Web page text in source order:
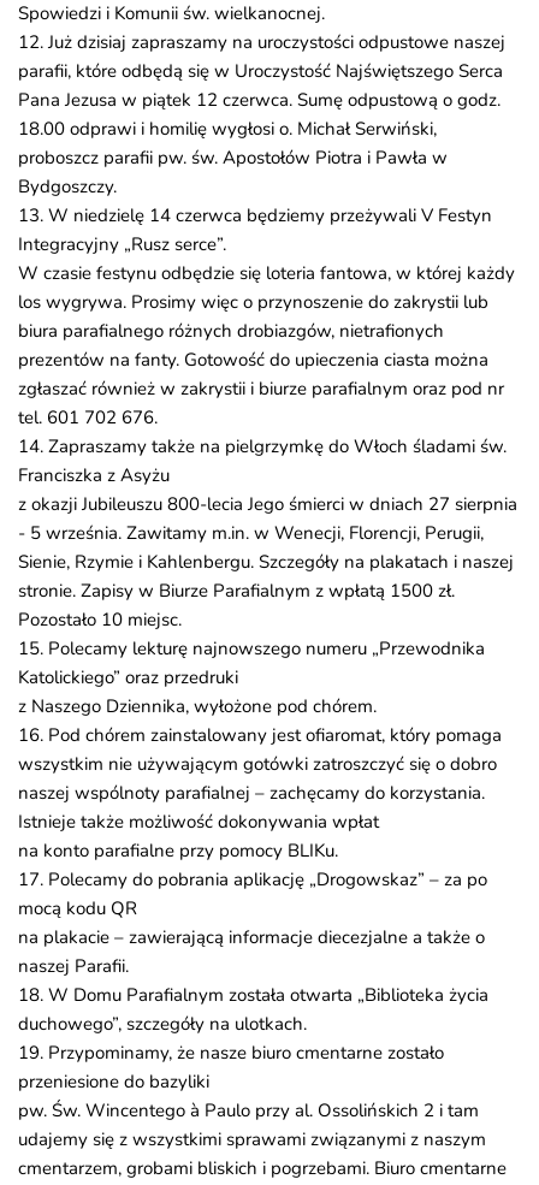
Spowiedzi i Komunii św. wielkanocnej.
12. Już dzisiaj zapraszamy na uroczystości odpustowe naszej
parafii, które odbędą się w Uroczystość Najświętszego Serca
Pana Jezusa w piątek 12 czerwca. Sumę odpustową o godz.
18.00 odprawi i homilię wygłosi o. Michał Serwiński,
proboszcz parafii pw. św. Apostołów Piotra i Pawła w
Bydgoszczy.
13. W niedzielę 14 czerwca będziemy przeżywali V Festyn
Integracyjny „Rusz serce”.
W czasie festynu odbędzie się loteria fantowa, w której każdy
los wygrywa. Prosimy więc o przynoszenie do zakrystii lub
biura parafialnego różnych drobiazgów, nietrafionych
prezentów na fanty. Gotowość do upieczenia ciasta można
zgłaszać również w zakrystii i biurze parafialnym oraz pod nr
tel. 601 702 676.
14. Zapraszamy także na pielgrzymkę do Włoch śladami św.
Franciszka z Asyżu
z okazji Jubileuszu 800-lecia Jego śmierci w dniach 27 sierpnia
- 5 września. Zawitamy m.in. w Wenecji, Florencji, Perugii,
Sienie, Rzymie i Kahlenbergu. Szczegóły na plakatach i naszej
stronie. Zapisy w Biurze Parafialnym z wpłatą 1500 zł.
Pozostało 10 miejsc.
15. Polecamy lekturę najnowszego numeru „Przewodnika
Katolickiego” oraz przedruki
z Naszego Dziennika, wyłożone pod chórem.
16. Pod chórem zainstalowany jest ofiaromat, który pomaga
wszystkim nie używającym gotówki zatroszczyć się o dobro
naszej wspólnoty parafialnej – zachęcamy do korzystania.
Istnieje także możliwość dokonywania wpłat
na konto parafialne przy pomocy BLIKu.
17. Polecamy do pobrania aplikację „Drogowskaz” – za po
mocą kodu QR
na plakacie – zawierającą informacje diecezjalne a także o
naszej Parafii.
18. W Domu Parafialnym została otwarta „Biblioteka życia
duchowego”, szczegóły na ulotkach.
19. Przypominamy, że nasze biuro cmentarne zostało
przeniesione do bazyliki
pw. Św. Wincentego à Paulo przy al. Ossolińskich 2 i tam
udajemy się z wszystkimi sprawami związanymi z naszym
cmentarzem, grobami bliskich i pogrzebami. Biuro cmentarne